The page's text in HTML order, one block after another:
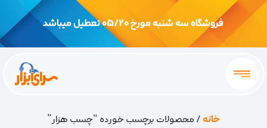
فروشگاه سه شنبه مورخ 05/20 تعطیل میباشد
خانه/ محصولات برچسب خورده “چسب هزار”